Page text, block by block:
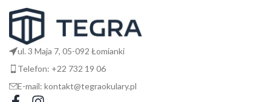
17
135
ul. 3 Maja 7, 05-092 Łomianki
Telefon: +22 732 19 06
E-mail: kontakt@tegraokulary.pl